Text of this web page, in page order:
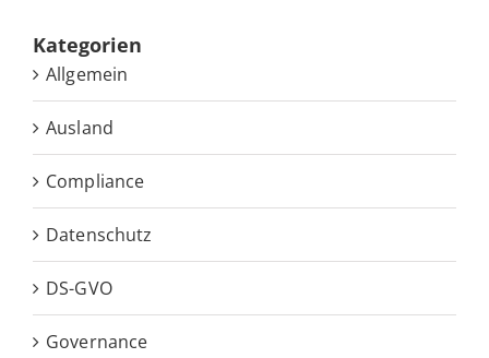
Ka­te­go­rien
Allgemein
Ausland
Compliance
Datenschutz
DS-GVO
Governance